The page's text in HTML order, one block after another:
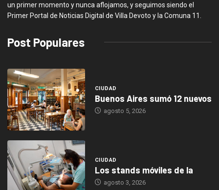
un primer momento y nunca aflojamos, y seguimos siendo el
Primer Portal de Noticias Digital de Villa Devoto y la Comuna 11.
Post Populares
CIUDAD
Buenos Aires sumó 12 nuevos
agosto 5, 2026
CIUDAD
Los stands móviles de la
agosto 3, 2026